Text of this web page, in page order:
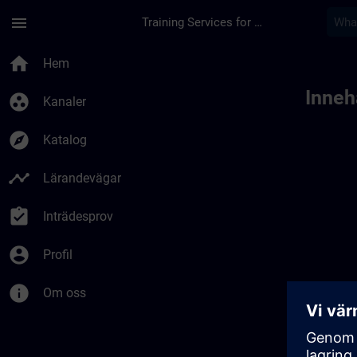
menu Training Services for Digital Industries
home Hem
group_work Kanaler
explore Katalog
timeline Lärandevägar
assignment_turned_in Inträdesprov
account_circle Profil
info Om oss